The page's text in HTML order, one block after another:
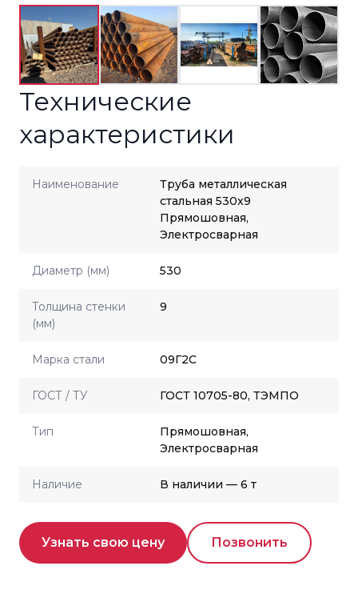
Технические
характеристики
Наименование
Труба металлическая
стальная 530x9
Прямошовная,
Электросварная
Диаметр (мм) 530
Толщина стенки
(мм)
9
Марка стали 09Г2С
ГОСТ / ТУ ГОСТ 10705-80, ТЭМПО
Тип
Прямошовная,
Электросварная
Наличие В наличии — 6 т
Узнать свою цену Позвонить